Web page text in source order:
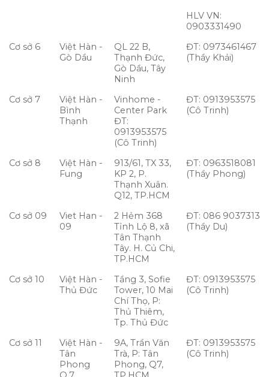
HLV VN:
0903331490
Cơ sở 6
Việt Hàn -
Gò Dầu
QL 22 B,
Thạnh Đức,
Gò Dầu, Tây
Ninh
ĐT: 0973461467
(Thầy Khải)
Cơ sở 7
Việt Hàn -
Bình
Thạnh
Vinhome -
Center Park
ĐT:
0913953575
(Cô Trinh)
ĐT: 0913953575
(Cô Trinh)
Cơ sở 8
Việt Hàn -
Fung
913/61, TX 33,
KP 2, P.
Thạnh Xuân.
Q12, TP.HCM
ĐT: 0963518081
(Thầy Phong)
Cơ sở 09
Viet Han -
09
2 Hẻm 368
Tỉnh Lộ 8, xã
Tân Thạnh
Tây. H. Củ Chi,
TP.HCM
ĐT: 086 9037313
(Thầy Du)
Cơ sở 10
Việt Hàn -
Thủ Đức
Tầng 3, Sofie
Tower, 10 Mai
Chí Thọ, P:
Thủ Thiêm,
Tp. Thủ Đức
ĐT: 0913953575
(Cô Trinh)
Cơ sở 11
Việt Hàn -
Tân
Phong
9A, Trần Văn
Trà, P: Tân
Phong, Q7,
ĐT: 0913953575
(Cô Trinh)